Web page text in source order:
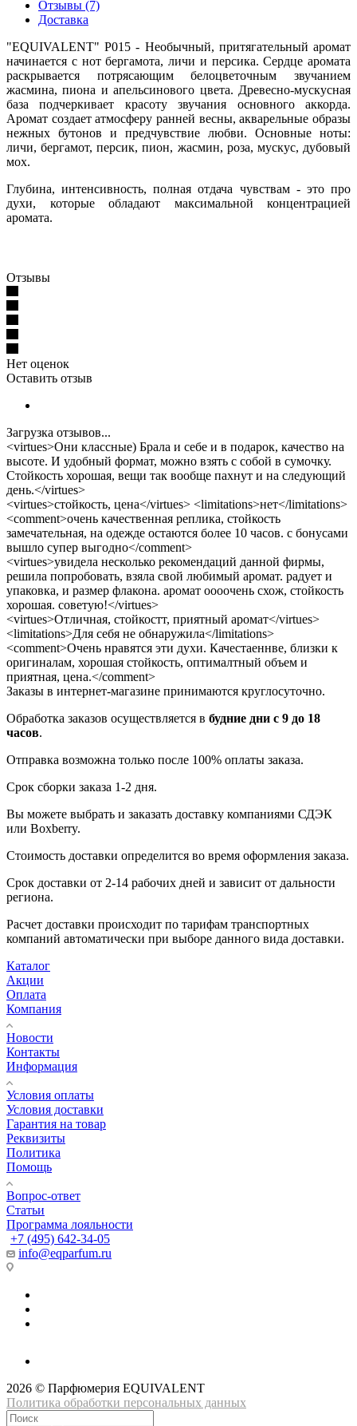
Отзывы (7)
Доставка
"EQUIVALENT" P015 - Необычный, притягательный аромат
начинается с нот бергамота, личи и персика. Сердце аромата
раскрывается потрясающим белоцветочным звучанием
жасмина, пиона и апельсинового цвета. Древесно-мускусная
база подчеркивает красоту звучания основного аккорда.
Аромат создает атмосферу ранней весны, акварельные образы
нежных бутонов и предчувствие любви. Основные ноты:
личи, бергамот, персик, пион, жасмин, роза, мускус, дубовый
мох.
Глубина, интенсивность, полная отдача чувствам - это про
духи, которые обладают максимальной концентрацией
аромата.
Отзывы
Нет оценок
Оставить отзыв
Загрузка отзывов...
<virtues>Они классные) Брала и себе и в подарок, качество на
высоте. И удобный формат, можно взять с собой в сумочку.
Стойкость хорошая, вещи так вообще пахнут и на следующий
день.</virtues>
<virtues>стойкость, цена</virtues> <limitations>нет</limitations>
<comment>очень качественная реплика, стойкость
замечательная, на одежде остаются более 10 часов. с бонусами
вышло супер выгодно</comment>
<virtues>увидела несколько рекомендаций данной фирмы,
решила попробовать, взяла свой любимый аромат. радует и
упаковка, и размер флакона. аромат оооочень схож, стойкость
хорошая. советую!</virtues>
<virtues>Отличная, стойкостт, приятный аромат</virtues>
<limitations>Для себя не обнаружила</limitations>
<comment>Очень нравятся эти духи. Качестаеннве, близки к
оригиналам, хорошая стойкость, оптималтный объем и
приятная, цена.</comment>
Заказы в интернет-магазине принимаются круглосуточно.
Обработка заказов осуществляется в будние дни с 9 до 18
часов.
Отправка возможна только после 100% оплаты заказа.
Срок сборки заказа 1-2 дня.
Вы можете выбрать и заказать доставку компаниями СДЭК
или Boxberry.
Стоимость доставки определится во время оформления заказа.
Срок доставки от 2-14 рабочих дней и зависит от дальности
региона.
Расчет доставки происходит по тарифам транспортных
компаний автоматически при выборе данного вида доставки.
Каталог
Акции
Оплата
Компания
Новости
Контакты
Информация
Условия оплаты
Условия доставки
Гарантия на товар
Реквизиты
Политика
Помощь
Вопрос-ответ
Статьи
Программа лояльности
+7 (495) 642-34-05
info@eqparfum.ru
2026 © Парфюмерия EQUIVALENT
Политика обработки персональных данных